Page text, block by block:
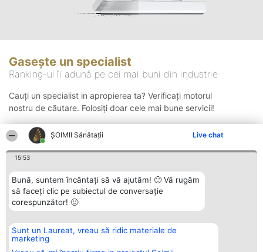
ŞOIMII Sănătații Live chat
15:53
Bună, suntem încântați să vă ajutăm! 🙂 Vă rugăm
să faceți clic pe subiectul de conversație
corespunzător! 🙂
Sunt un Laureat, vreau să ridic materiale de
marketing
Gasește un specialist
Ranking-ul îi adună pe cei mai buni din industrie
Cauți un specialist in apropierea ta? Verificați motorul
nostru de căutare. Folosiți doar cele mai bune servicii!
Organizator Ranking
BRIGHT SOLUTIONS BR SRL
Aleea Timisul De Sus 2 Bl. A30
Plebiscyt
Lista Tuturor
Contact